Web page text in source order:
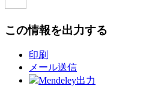
この情報を出力する
印刷
メール送信
Mendeley出力